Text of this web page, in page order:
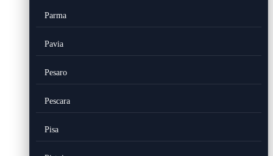
Parma
Pavia
Pesaro
Pescara
Pisa